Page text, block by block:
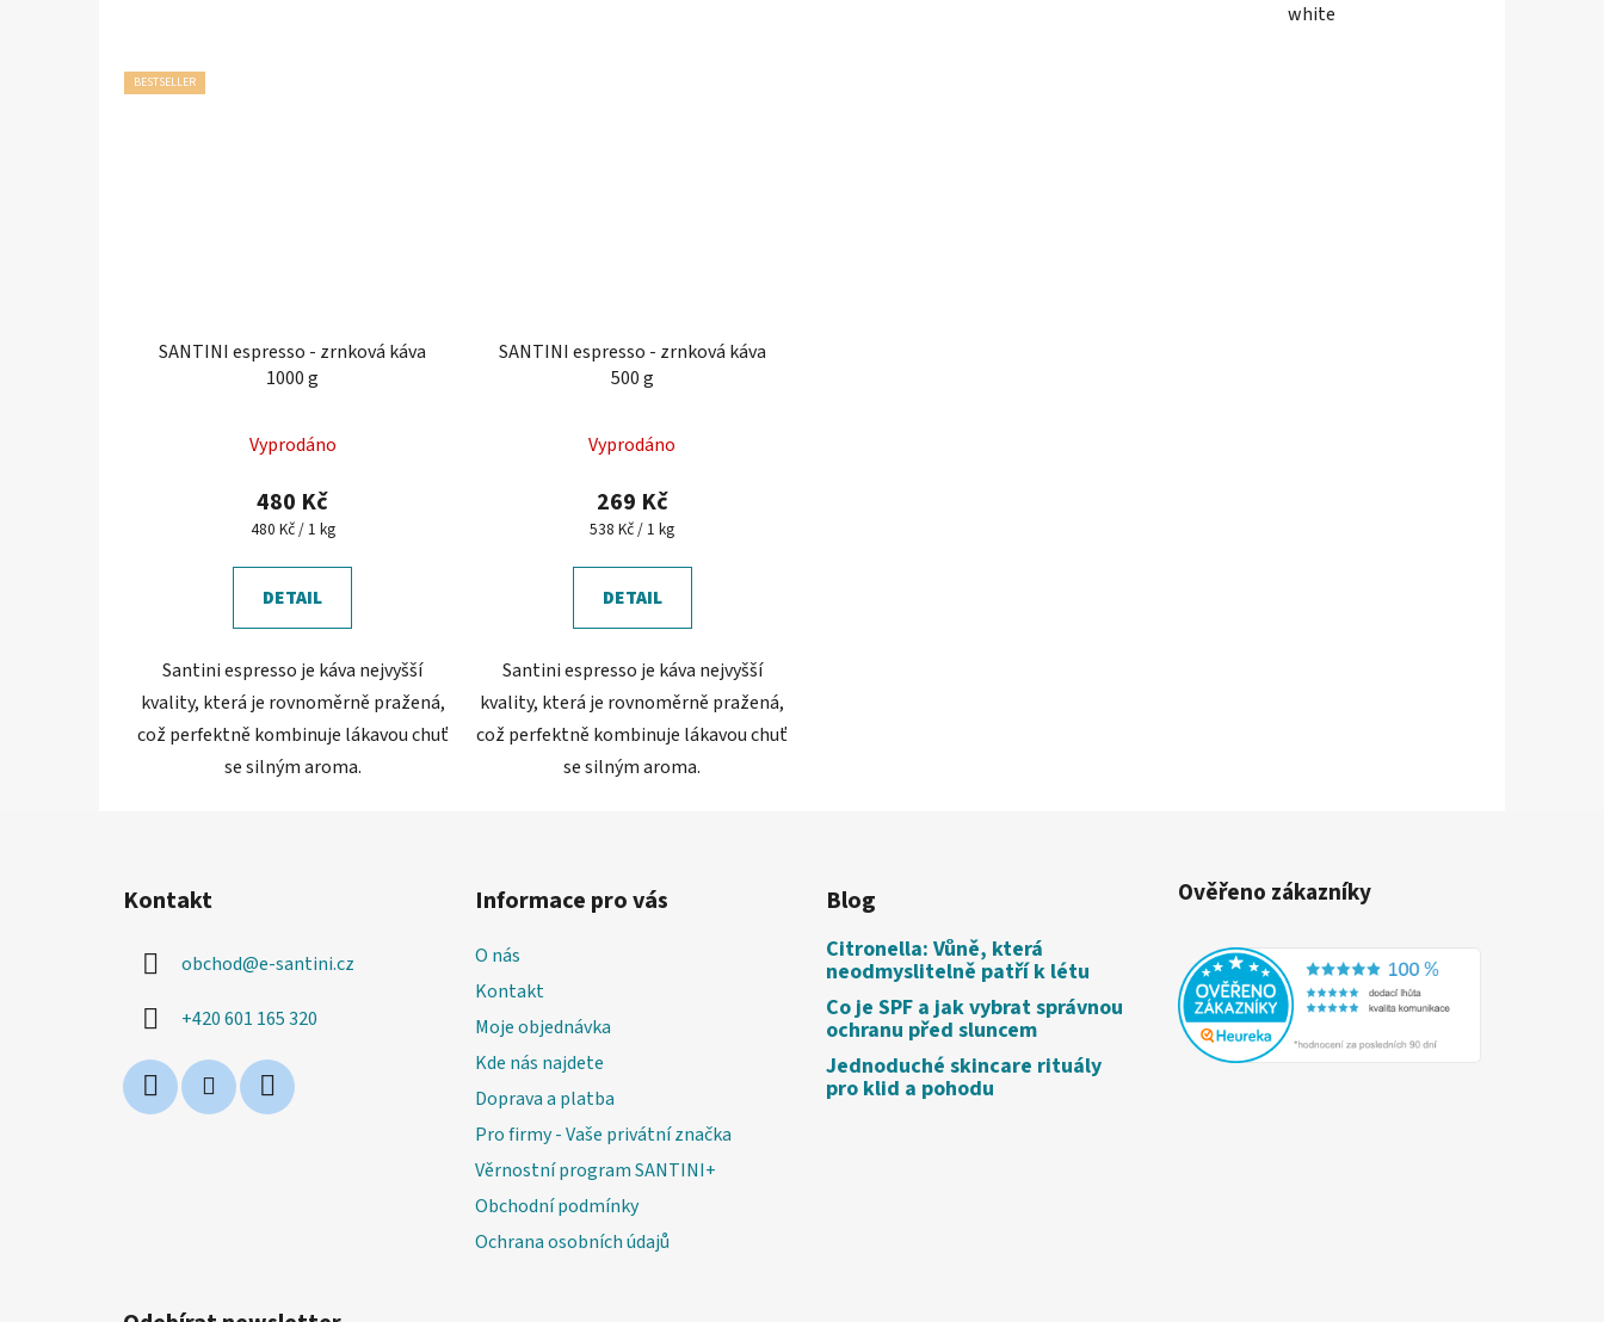
white
BESTSELLER
SANTINI espresso - zrnková káva
1000 g
hodnocení
produktu
je
z
Vyprodáno
480 Kč
Měrná
480 Kč / 1 kg
DETAIL
Santini espresso je káva nejvyšší
kvality, která je rovnoměrně pražená,
což perfektně kombinuje lákavou chuť
se silným aroma.
SANTINI espresso - zrnková káva
500 g
Vyprodáno
269 Kč
Měrná
538 Kč / 1 kg
DETAIL
Santini espresso je káva nejvyšší
kvality, která je rovnoměrně pražená,
což perfektně kombinuje lákavou chuť
se silným aroma.
Kontakt
obchod@e-santini.cz
+420 601 165 320
Informace pro vás
O nás
Kontakt
Moje objednávka
Kde nás najdete
Doprava a platba
Pro firmy - Vaše privátní značka
Věrnostní program SANTINI+
Obchodní podmínky
Ochrana osobních údajů
Blog
Citronella: Vůně, která
neodmyslitelně patří k létu
Co je SPF a jak vybrat správnou
ochranu před sluncem
Jednoduché skincare rituály
pro klid a pohodu
Ověřeno zákazníky